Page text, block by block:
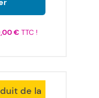
€TTC !
de la